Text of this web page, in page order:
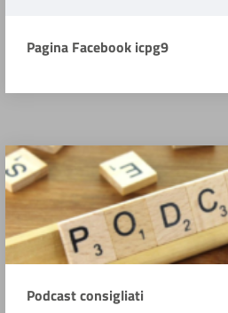
Pagina Facebook icpg9
Podcast consigliati